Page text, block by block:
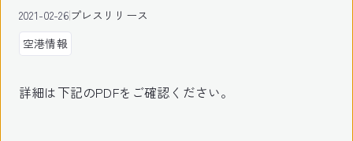
2021-02-26プレスリリース
空港情報
詳細は下記のPDFをご確認ください。